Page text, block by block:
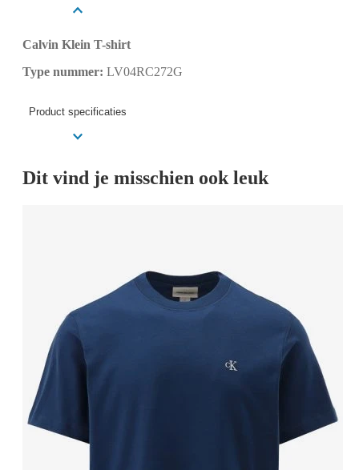
Calvin Klein T-shirt
Type nummer: LV04RC272G
Product specificaties
Dit vind je misschien ook leuk